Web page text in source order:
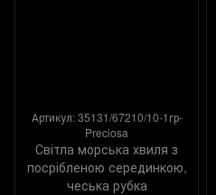
Артикул: 35131/67210/10-1гр-
Preciosa
Світла морська хвиля з
посрібленою серединкою,
чеська рубка